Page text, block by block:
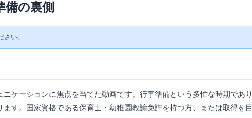
備の裏側
さい。
ケーションに焦点を当てた動画です。行事準備という多忙な時期であり
す。国家資格である保育士・幼稚園教諭免許を持つ方、または取得を目